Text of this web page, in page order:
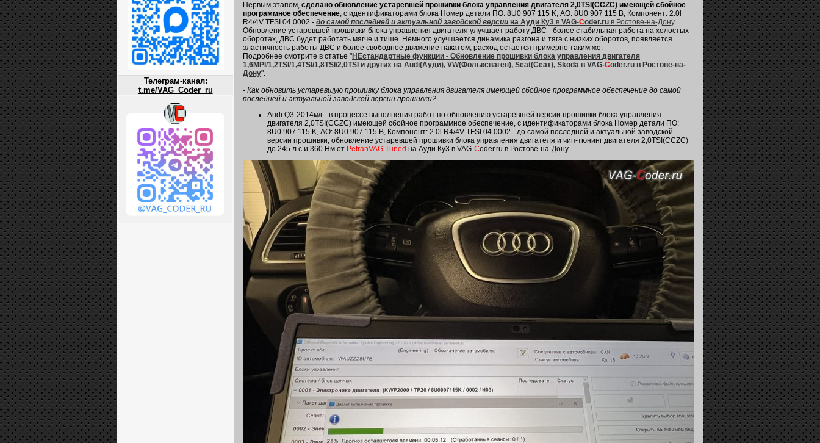
Телеграм-канал:
t.me/VAG_Coder_ru
Первым этапом, сделано обновление устаревшей прошивки блока управления двигателя 2,0TSI(CCZС) имеющей сбойное
программное обеспечение, с идентификаторами блока Номер детали ПО: 8U0 907 115 K, АО: 8U0 907 115 B, Компонент: 2.0l
R4/4V TFSI 04 0002 - до самой последней и актуальной заводской версии на Ауди Ку3 в VAG-Coder.ru в Ростове-на-Дону.
Обновление устаревшей прошивки блока управления двигателя улучшает работу ДВС - более стабильная работа на холостых
оборотах, ДВС будет работать мягче и тише. Немного улучшается динамика разгона и тяга с низких оборотов, появляется
эластичность работы ДВС и более свободное движение накатом, расход остаётся примерно таким же.
Подробнее смотрите в статье "НЕстандартные функции - Обновление прошивки блока управления двигателя
1,6MPI/1,2TSI/1,4TSI/1,8TSI/2,0TSI и других на Audi(Ауди), VW(Фольксваген), Seat(Сеат), Skoda в VAG-Coder.ru в Ростове-на-
Дону".
- Как обновить устаревшую прошивку блока управления двигателя имеющей сбойное программное обеспечение до самой
последней и актуальной заводской версии прошивки?
Audi Q3-2014м/г - в процессе выполнения работ по обновлению устаревшей версии прошивки блока управления
двигателя 2,0TSI(CCZС) имеющей сбойное программное обеспечение, с идентификаторами блока Номер детали ПО:
8U0 907 115 K, АО: 8U0 907 115 B, Компонент: 2.0l R4/4V TFSI 04 0002 - до самой последней и актуальной заводской
версии прошивки, обновление устаревшей прошивки блока управления двигателя и чип-тюнинг двигателя 2,0TSI(CCZС)
до 245 л.с и 360 Нм от PetranVAG Tuned на Ауди Ку3 в VAG-Coder.ru в Ростове-на-Дону